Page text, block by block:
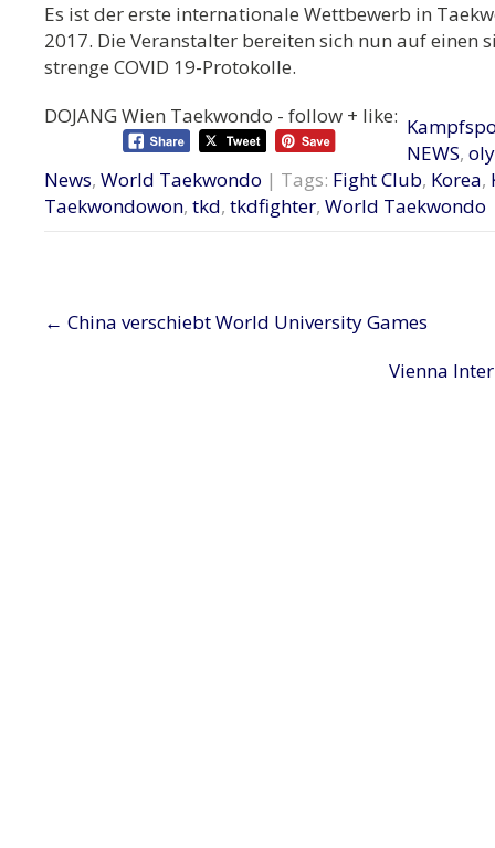
Es ist der erste internationale Wettbewerb in
2017. Die Veranstalter bereiten sich nun auf
strenge COVID 19-Protokolle.
DOJANG Wien Taekwondo - follow + like:
NEWS,
News, World Taekwondo | Tags: Fight Club, Korea,
Taekwondowon, tkd, tkdfighter, World Taekwondo
Post
navigation
← China verschiebt World University Games
Vienna